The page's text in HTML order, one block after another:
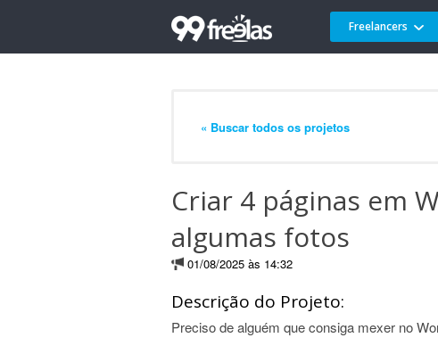
Freelancers
« Buscar todos os projetos
Criar 4 páginas em
algumas fotos
01/08/2025 às 14:32
Descrição do Projeto:
Preciso de alguém que consiga mexer no